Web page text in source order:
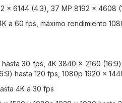
x 6144 (4:3), 37 MP 8192 x 4608
a 60 fps, máximo rendimiento
30 fps, 4K 3840 x 2160
hasta 120 fps, 1080p 1920 x
4K a 30 fps